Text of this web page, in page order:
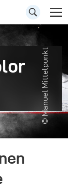
© Manuel Mittelpunkt